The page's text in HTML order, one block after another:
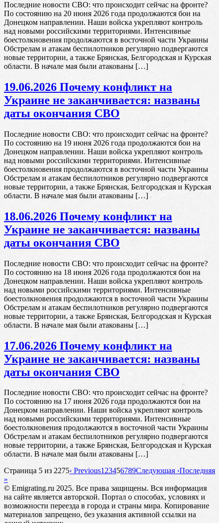
Последние новости СВО: что происходит сейчас на фронте?
По состоянию на 20 июня 2026 года продолжаются бои на
Донецком направлении. Наши войска укрепляют контроль
над новыми российскими территориями. Интенсивные
боестолкновения продолжаются в восточной части Украины
Обстрелам и атакам беспилотников регулярно подвергаются
новые территории, а также Брянская, Белгородская и Курская
области. В начале мая были атакованы […]
19.06.2026 Почему конфликт на
Украине не заканчивается: названы
даты окончания СВО
Последние новости СВО: что происходит сейчас на фронте?
По состоянию на 19 июня 2026 года продолжаются бои на
Донецком направлении. Наши войска укрепляют контроль
над новыми российскими территориями. Интенсивные
боестолкновения продолжаются в восточной части Украины
Обстрелам и атакам беспилотников регулярно подвергаются
новые территории, а также Брянская, Белгородская и Курская
области. В начале мая были атакованы […]
18.06.2026 Почему конфликт на
Украине не заканчивается: названы
даты окончания СВО
Последние новости СВО: что происходит сейчас на фронте?
По состоянию на 18 июня 2026 года продолжаются бои на
Донецком направлении. Наши войска укрепляют контроль
над новыми российскими территориями. Интенсивные
боестолкновения продолжаются в восточной части Украины
Обстрелам и атакам беспилотников регулярно подвергаются
новые территории, а также Брянская, Белгородская и Курская
области. В начале мая были атакованы […]
17.06.2026 Почему конфликт на
Украине не заканчивается: названы
даты окончания СВО
Последние новости СВО: что происходит сейчас на фронте?
По состоянию на 17 июня 2026 года продолжаются бои на
Донецком направлении. Наши войска укрепляют контроль
над новыми российскими территориями. Интенсивные
боестолкновения продолжаются в восточной части Украины
Обстрелам и атакам беспилотников регулярно подвергаются
новые территории, а также Брянская, Белгородская и Курская
области. В начале мая были атакованы […]
Страница 5 из 2275‹ Previous123456789Следующая ›Последняя
»
© Emigrating.ru 2025. Все права защищены. Вся информация
на сайте является авторской. Портал о способах, условиях и
возможности переезда в города и страны мира. Копирование
материалов запрещено, без указания активной ссылки на